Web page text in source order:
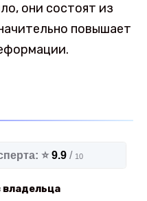
они состоят из
повышает
⭐ 9.9 / 10